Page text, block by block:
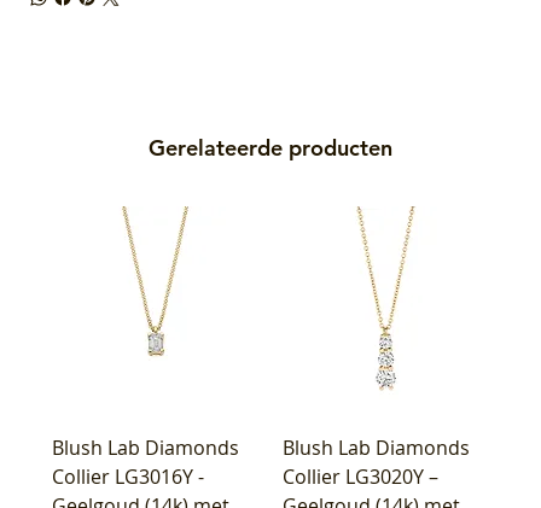
Gerelateerde producten
Blush Lab Diamonds
Collier LG3016Y -
Blush Lab Diamonds
Collier LG3020Y –